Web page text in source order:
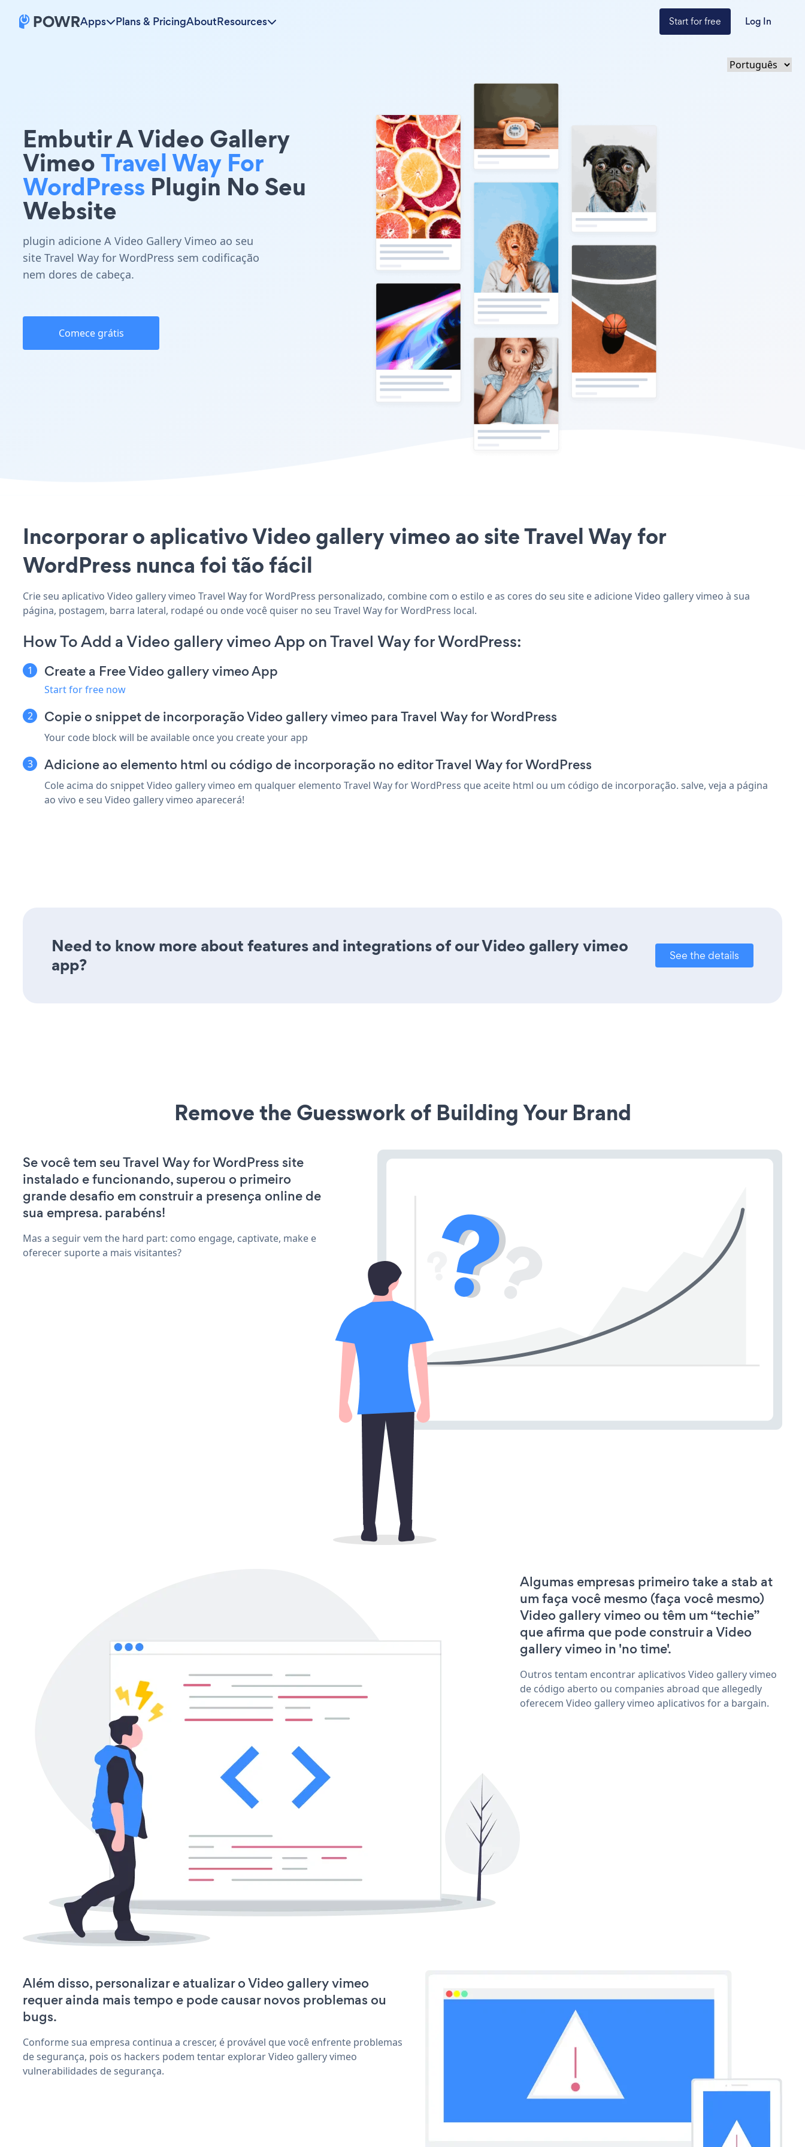
Apps Plans & PricingAboutResources Start for free Log In
Embutir A Video Gallery
VimeoTravel Way For
WordPress Plugin No Seu
Website
plugin adicione A Video Gallery Vimeo ao seu
site Travel Way for WordPress sem codificação
nem dores de cabeça.
Comece grátis
Incorporar o aplicativo Video gallery vimeo ao site Travel Way for
WordPress nunca foi tão fácil
Crie seu aplicativo Video gallery vimeo Travel Way for WordPress personalizado, combine com o estilo e as cores do seu site e adicione Video gallery vimeo à sua
página, postagem, barra lateral, rodapé ou onde você quiser no seu Travel Way for WordPress local.
How To Add a Video gallery vimeo App on Travel Way for WordPress:
Create a Free Video gallery vimeo App
Start for free now
Copie o snippet de incorporação Video gallery vimeo para Travel Way for WordPress
Your code block will be available once you create your app
Adicione ao elemento html ou código de incorporação no editor Travel Way for WordPress
Cole acima do snippet Video gallery vimeo em qualquer elemento Travel Way for WordPress que aceite html ou um código de incorporação. salve, veja a página
ao vivo e seu Video gallery vimeo aparecerá!
Need to know more about features and integrations of our Video gallery vimeo
app?
See the details
Remove the Guesswork of Building Your Brand
Se você tem seu Travel Way for WordPress site
instalado e funcionando, superou o primeiro
grande desafio em construir a presença online de
sua empresa. parabéns!
Mas a seguir vem the hard part: como engage, captivate, make e
oferecer suporte a mais visitantes?
Algumas empresas primeiro take a stab at
um faça você mesmo (faça você mesmo)
Video gallery vimeo ou têm um “techie”
que afirma que pode construir a Video
gallery vimeo in 'no time'.
Outros tentam encontrar aplicativos Video gallery vimeo
de código aberto ou companies abroad que allegedly
oferecem Video gallery vimeo aplicativos for a bargain.
Além disso, personalizar e atualizar o Video gallery vimeo
requer ainda mais tempo e pode causar novos problemas ou
bugs.
Conforme sua empresa continua a crescer, é provável que você enfrente problemas
de segurança, pois os hackers podem tentar explorar Video gallery vimeo
vulnerabilidades de segurança.